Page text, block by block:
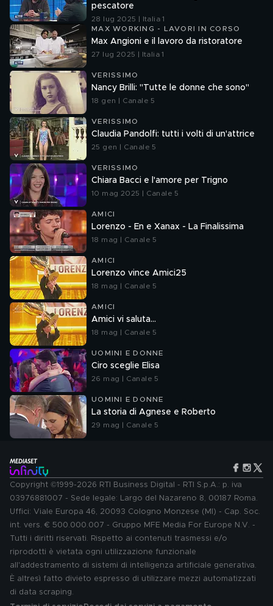
pescatore
28 lug 2025 | Italia 1
MAX WORKING - LAVORI IN CORSO
Max Angioni e il lavoro da ristoratore
27 lug 2025 | Italia 1
VERISSIMO
Nancy Brilli: "Tutte le donne che sono"
18 gen | Canale 5
VERISSIMO
Claudia Pandolfi: tutti i volti di un'attrice
25 gen | Canale 5
VERISSIMO
Chiara Bacci e l'amore per Trigno
10 mag 2025 | Canale 5
AMICI
Lorenzo - En e Xanax - La Finalissima
18 mag | Canale 5
AMICI
Lorenzo vince Amici25
18 mag | Canale 5
AMICI
Amici vi saluta...
18 mag | Canale 5
UOMINI E DONNE
Ciro sceglie Elisa
26 mag | Canale 5
UOMINI E DONNE
La storia di Agnese e Roberto
29 mag | Canale 5
Copyright ©1999-2026 RTI Business Digital - RTI S.p.A.: p. iva
03976881007 - Sede legale: Largo del Nazareno 8, 00187 Roma.
Uffici: Viale Europa 46, 20093 Cologno Monzese (MI) - Cap. Soc.
int. vers. € 500.000.007 - Gruppo MFE Media For Europe N.V. -
Tutti i diritti riservati. Rispetto ai contenuti trasmessi e/o
riprodotti è vietata ogni utilizzazione funzionale
all'addestramento di sistemi di intelligenza artificiale generativa.
È altresì fatto divieto espresso di utilizzare mezzi automatizzati
di data scraping.